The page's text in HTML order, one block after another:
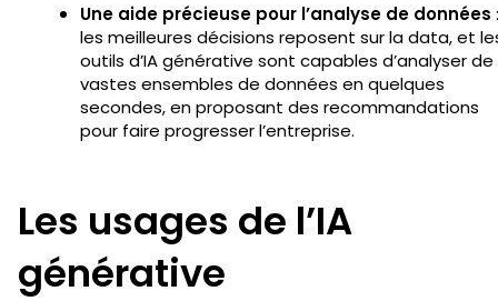
Une aide précieuse pour l’analyse de données :
les meilleures décisions reposent sur la data, et
outils d’IA générative sont capables d’analyser de
vastes ensembles de données en quelques
secondes, en proposant des recommandations
pour faire progresser l’entreprise.
Les usages de l’IA
générative